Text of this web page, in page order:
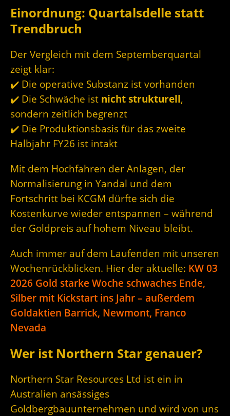
Einordnung: Quartalsdelle statt
Trendbruch
Der Vergleich mit dem Septemberquartal
zeigt klar:
✔️ Die operative Substanz ist vorhanden
✔️ Die Schwäche ist nicht strukturell,
sondern zeitlich begrenzt
✔️ Die Produktionsbasis für das zweite
Halbjahr FY26 ist intakt
Mit dem Hochfahren der Anlagen, der
Normalisierung in Yandal und dem
Fortschritt bei KCGM dürfte sich die
Kostenkurve wieder entspannen – während
der Goldpreis auf hohem Niveau bleibt.
Auch immer auf dem Laufenden mit unseren
Wochenrückblicken. Hier der aktuelle: KW 03
2026 Gold starke Woche schwaches Ende,
Silber mit Kickstart ins Jahr – außerdem
Goldaktien Barrick, Newmont, Franco
Nevada
Wer ist Northern Star genauer?
Northern Star Resources Ltd ist ein in
Australien ansässiges
Goldbergbauunternehmen und wird von uns